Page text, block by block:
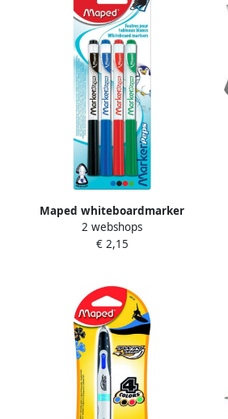
Maped whiteboardmarker
Marker&apos;Peps blister van 4
stuks in geassorteerde kleuren
2 webshops
€ 2,15